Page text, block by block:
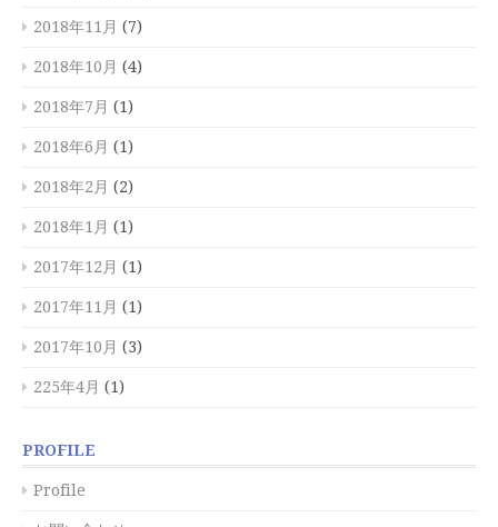
2018年11月 (7)
2018年10月 (4)
2018年7月 (1)
2018年6月 (1)
2018年2月 (2)
2018年1月 (1)
2017年12月 (1)
2017年11月 (1)
2017年10月 (3)
225年4月 (1)
PROFILE
Profile